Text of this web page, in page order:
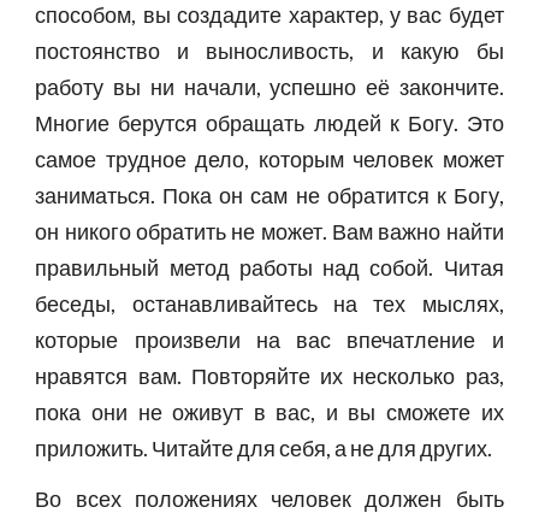
способом, вы создадите характер, у вас будет
постоянство и выносливость, и какую бы
работу вы ни начали, успешно её закончите.
Многие берутся обращать людей к Богу. Это
самое трудное дело, которым человек может
заниматься. Пока он сам не обратится к Богу,
он никого обратить не может. Вам важно найти
правильный метод работы над собой. Читая
беседы, останавливайтесь на тех мыслях,
которые произвели на вас впечатление и
нравятся вам. Повторяйте их несколько раз,
пока они не оживут в вас, и вы сможете их
приложить. Читайте для себя, а не для других.
Во всех положениях человек должен быть